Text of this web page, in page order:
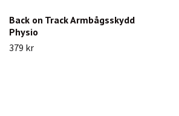
Back on Track Armbågsskydd
Physio
379 kr